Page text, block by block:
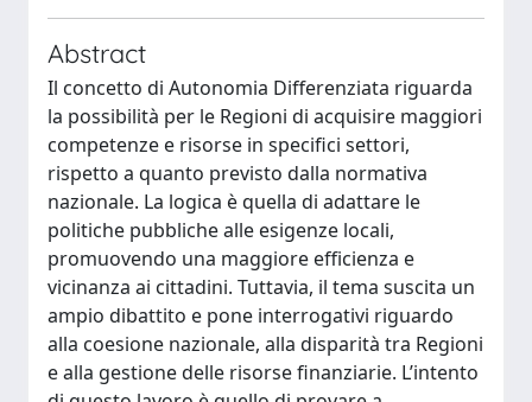
Abstract
Il concetto di Autonomia Differenziata riguarda
la possibilità per le Regioni di acquisire maggiori
competenze e risorse in specifici settori,
rispetto a quanto previsto dalla normativa
nazionale. La logica è quella di adattare le
politiche pubbliche alle esigenze locali,
promuovendo una maggiore efficienza e
vicinanza ai cittadini. Tuttavia, il tema suscita un
ampio dibattito e pone interrogativi riguardo
alla coesione nazionale, alla disparità tra Regioni
e alla gestione delle risorse finanziarie. L’intento